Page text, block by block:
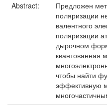
Abstract:
Предложен
поляризации
валентного
поляризации
дырочном
квантованная
чтобы найти
эффективную